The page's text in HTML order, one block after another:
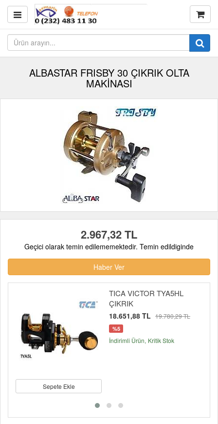
ALBASTAR FRISBY 30 ÇIKRIK OLTA
MAKİNASI
2.967,32 TL
Geçici olarak temin edilememektedir. Temin edildiginde
Haber Ver
Sepete Ekle
TICA VICTOR TYA5HL
ÇIKRIK
18.651,88 TL 19.780,29 TL
%5
İndirimli Ürün Kritik Stok